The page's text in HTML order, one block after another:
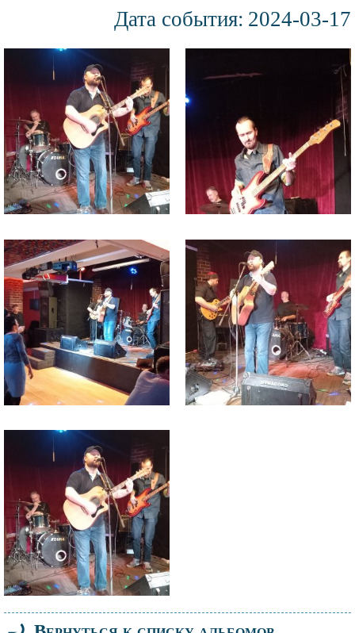
Дата события: 2024-03-17
Файл
изображения
Файл
изображения
Файл
изображения
Файл
изображения
Файл
изображения